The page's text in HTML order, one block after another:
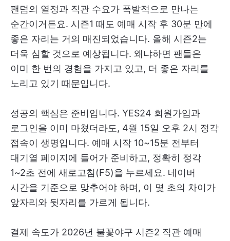
팬덤의 열정과 직관 수요가 폭발적으로 만나는
순간이거든요. 시즌1 때도 예매 시작 후 30분 만에
좋은 자리는 거의 매진되었습니다. 올해 시즌2는
더욱 심할 것으로 예상됩니다. 왜냐하면 팬들은
이미 한 번의 경험을 가지고 있고, 더 좋은 자리를
노리고 있기 때문입니다.
성공의 핵심은 준비입니다. YES24 회원가입과
로그인을 이미 마쳤더라도, 4월 15일 오후 2시 정각
접속이 생명입니다. 예매 시작 10~15분 전부터
대기열 페이지에 들어가 준비하고, 정확히 정각
1~2초 전에 새로고침(F5)을 누르세요. 네이버
시간을 기준으로 맞추어야 하며, 이 몇 초의 차이가
앞자리와 뒷자리를 가르게 됩니다.
결제 속도가 2026년 불꽃야구 시즌2 직관 예매